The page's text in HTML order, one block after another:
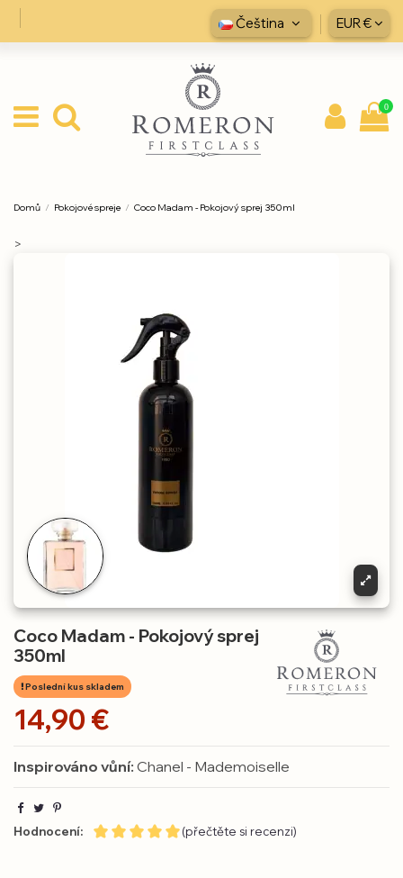
Čeština EUR €
0
Domů Pokojové spreje Coco Madam - Pokojový sprej 350ml
>
Coco Madam - Pokojový sprej
350ml
Poslední kus skladem
14,90 €
Inspirováno vůní: Chanel - Mademoiselle
Hodnocení: (přečtěte si recenzi)